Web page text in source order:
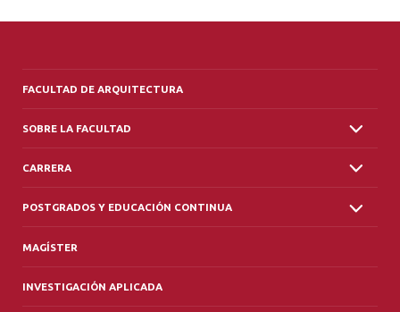
FACULTAD DE ARQUITECTURA
SOBRE LA FACULTAD
CARRERA
POSTGRADOS Y EDUCACIÓN CONTINUA
MAGÍSTER
INVESTIGACIÓN APLICADA